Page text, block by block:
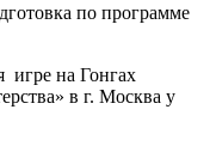
по программе
игре на Гонгах
в г. Москва у